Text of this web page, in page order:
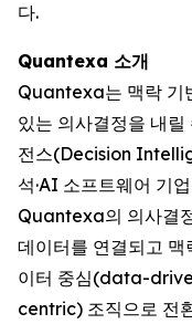
다.
Quantexa 소개
Quantexa는 맥락 기
있는 의사결정을 내
전스(Decision
석·AI 소프트웨어 기
Quantexa의 의사결
데이터를 연결되고 맥
이터 중심(data-
centric) 조직으로 전